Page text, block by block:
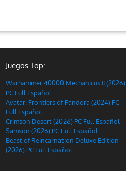
Juegos Top:
Warhammer 40000 Mechanicus II (2026)
PC Full Español
Avatar: Frontiers of Pandora (2024) PC
Full Español
Crimson Desert (2026) PC Full Español
Samson (2026) PC Full Español
Beast of Reincarnation Deluxe Edition
(2026) PC Full Español